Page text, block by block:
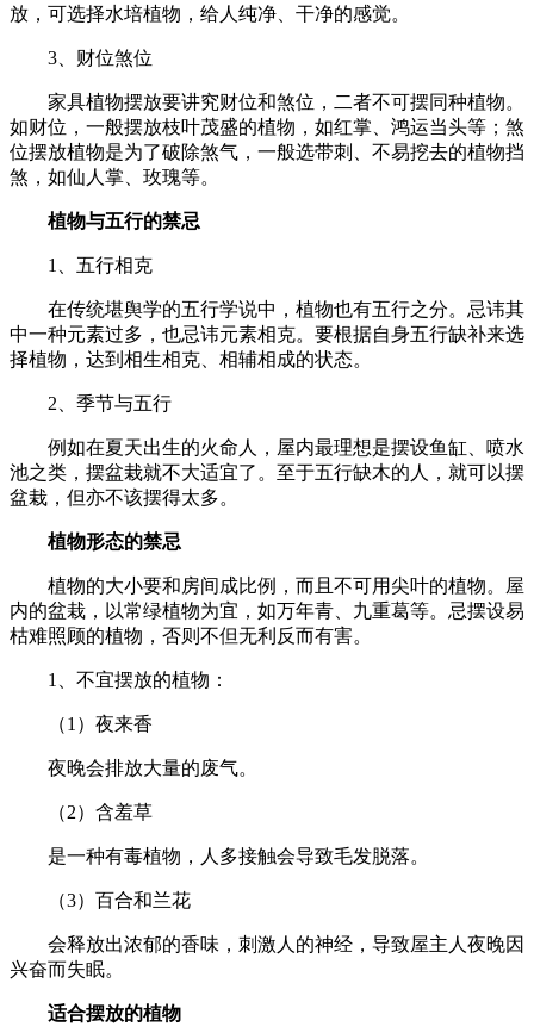
放，可选择水培植物，给人纯净、干净的感觉。
3、财位煞位
家具植物摆放要讲究财位和煞位，二者不可摆同种植物。
如财位，一般摆放枝叶茂盛的植物，如红掌、鸿运当头等；煞
位摆放植物是为了破除煞气，一般选带刺、不易挖去的植物挡
煞，如仙人掌、玫瑰等。
植物与五行的禁忌
1、五行相克
在传统堪舆学的五行学说中，植物也有五行之分。忌讳其
中一种元素过多，也忌讳元素相克。要根据自身五行缺补来选
择植物，达到相生相克、相辅相成的状态。
2、季节与五行
例如在夏天出生的火命人，屋内最理想是摆设鱼缸、喷水
池之类，摆盆栽就不大适宜了。至于五行缺木的人，就可以摆
盆栽，但亦不该摆得太多。
植物形态的禁忌
植物的大小要和房间成比例，而且不可用尖叶的植物。屋
内的盆栽，以常绿植物为宜，如万年青、九重葛等。忌摆设易
枯难照顾的植物，否则不但无利反而有害。
1、不宜摆放的植物：
（1）夜来香
夜晚会排放大量的废气。
（2）含羞草
是一种有毒植物，人多接触会导致毛发脱落。
（3）百合和兰花
会释放出浓郁的香味，刺激人的神经，导致屋主人夜晚因
兴奋而失眠。
适合摆放的植物